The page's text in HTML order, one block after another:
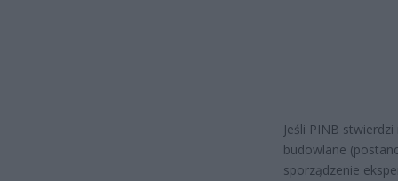
Jeśli PINB
budowlane
sporządzenie